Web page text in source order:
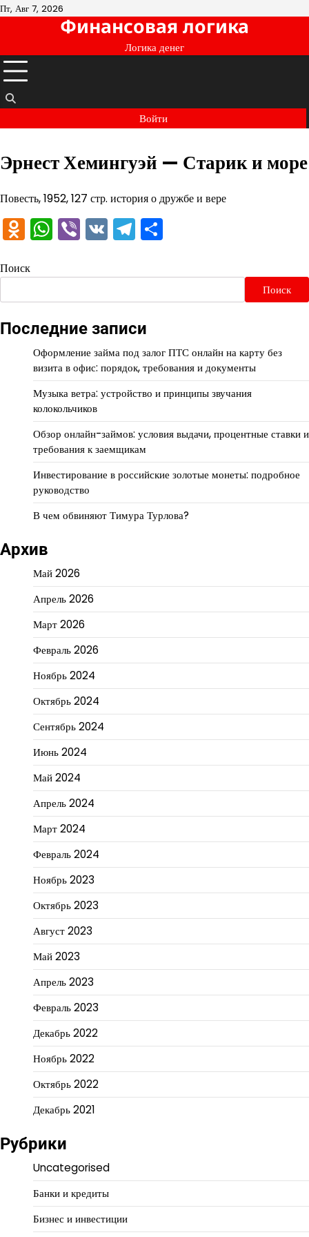
Перейти
Пт, Авг 7, 2026
Финансовая логика
Логика денег
Войти
Эрнест Хемингуэй — Старик и море
Повесть, 1952, 127 стр. история о дружбе и вере
Odnoklassniki
WhatsApp
Viber
VKTelegram
Поиск
Поиск
Последние записи
Оформление займа под залог ПТС онлайн на карту без
визита в офис: порядок, требования и документы
Музыка ветра: устройство и принципы звучания
колокольчиков
Обзор онлайн-займов: условия выдачи, процентные ставки и
требования к заемщикам
Инвестирование в российские золотые монеты: подробное
руководство
В чем обвиняют Тимура Турлова?
Архив
Май 2026
Апрель 2026
Март 2026
Февраль 2026
Ноябрь 2024
Октябрь 2024
Сентябрь 2024
Июнь 2024
Май 2024
Апрель 2024
Март 2024
Февраль 2024
Ноябрь 2023
Октябрь 2023
Август 2023
Май 2023
Апрель 2023
Февраль 2023
Декабрь 2022
Ноябрь 2022
Октябрь 2022
Декабрь 2021
Рубрики
Uncategorised
Банки и кредиты
Бизнес и инвестиции